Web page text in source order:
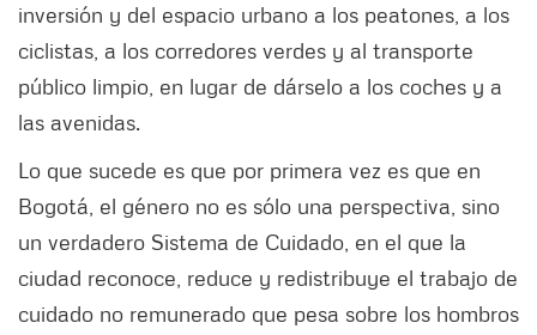
inversión y del espacio urbano a los peatones, a los
ciclistas, a los corredores verdes y al transporte
público limpio, en lugar de dárselo a los coches y a
las avenidas.
Lo que sucede es que por primera vez es que en
Bogotá, el género no es sólo una perspectiva, sino
un verdadero Sistema de Cuidado, en el que la
ciudad reconoce, reduce y redistribuye el trabajo de
cuidado no remunerado que pesa sobre los hombros